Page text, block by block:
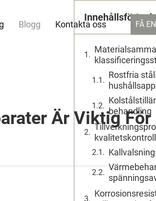
Blogg Kontakta oss FÅ
Är Viktig För
Rostfria
behandling
kvalitetskontroll